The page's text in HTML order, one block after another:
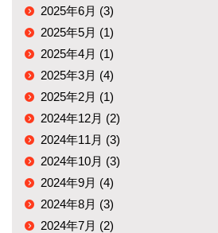
2025年6月 (3)
2025年5月 (1)
2025年4月 (1)
2025年3月 (4)
2025年2月 (1)
2024年12月 (2)
2024年11月 (3)
2024年10月 (3)
2024年9月 (4)
2024年8月 (3)
2024年7月 (2)